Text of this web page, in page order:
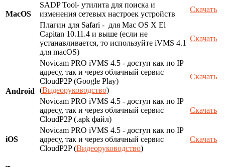
MacOS
SADP Tool- утилита для поиска и
изменения сетевых настроек устройств
Скачать
Плагин для Safari - для Mac OS X El
Capitan 10.11.4 и выше (если не
устанавливается, то используйте iVMS 4.1
для macOS)
Скачать
Android
Novicam PRO iVMS 4.5 - доступ как по IP
адресу, так и через облачный сервис
CloudP2P (Google Play)
(Видеоруководство)
Скачать
Novicam PRO iVMS 4.5 - доступ как по IP
адресу, так и через облачный сервис
CloudP2P (.apk файл)
Скачать
iOS
Novicam PRO iVMS 4.5 - доступ как по IP
адресу, так и через облачный сервис
CloudP2P (Видеоруководство)
Скачать